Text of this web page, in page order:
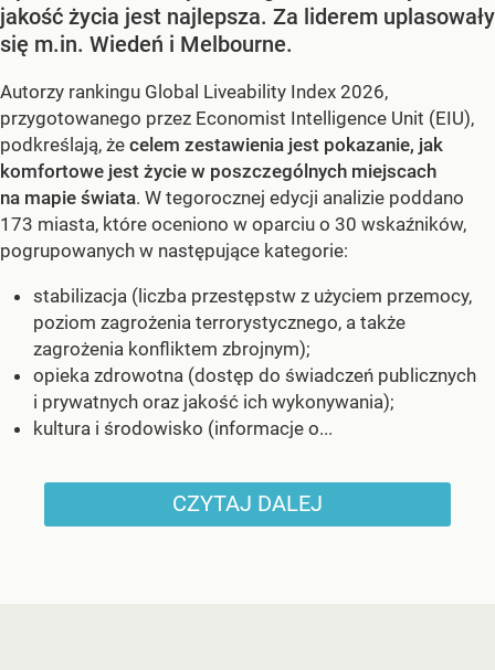
jakość życia jest najlepsza. Za liderem uplasowały
się m.in. Wiedeń i Melbourne.
Autorzy rankingu Global Liveability Index 2026,
przygotowanego przez Economist Intelligence Unit (EIU),
podkreślają, że celem zestawienia jest pokazanie, jak
komfortowe jest życie w poszczególnych miejscach
na mapie świata. W tegorocznej edycji analizie poddano
173 miasta, które oceniono w oparciu o 30 wskaźników,
pogrupowanych w następujące kategorie:
stabilizacja (liczba przestępstw z użyciem przemocy,
poziom zagrożenia terrorystycznego, a także
zagrożenia konfliktem zbrojnym);
opieka zdrowotna (dostęp do świadczeń publicznych
i prywatnych oraz jakość ich wykonywania);
kultura i środowisko (informacje o...
CZYTAJ DALEJ